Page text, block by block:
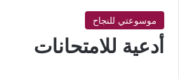
موسوعتي للنجاح
أدعية للامتحانات